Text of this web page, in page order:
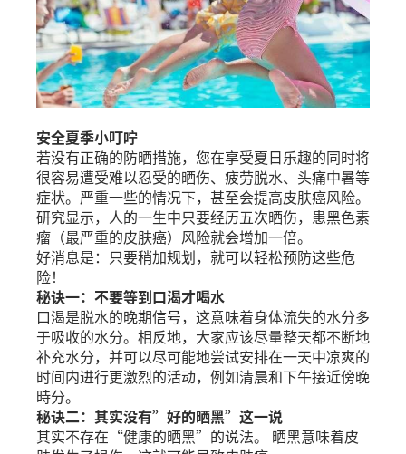
安全夏季小叮咛
若没有正确的防晒措施，您在享受夏日乐趣的同时将
很容易遭受难以忍受的晒伤、疲劳脱水、头痛中暑等
症状。严重一些的情况下，甚至会提高皮肤癌风险。
研究显示，人的一生中只要经历五次晒伤，患黑色素
瘤（最严重的皮肤癌）风险就会增加一倍。
好消息是：只要稍加规划，就可以轻松预防这些危
险！
秘诀一：不要等到口渴才喝水
口渴是脱水的晚期信号，这意味着身体流失的水分多
于吸收的水分。相反地，大家应该尽量整天都不断地
补充水分，并可以尽可能地尝试安排在一天中凉爽的
时间内进行更激烈的活动，例如清晨和下午接近傍晚
時分。
秘诀二：其实没有”好的晒黑”这一说
其实不存在“健康的晒黑”的说法。 晒黑意味着皮